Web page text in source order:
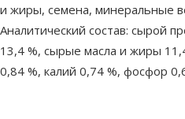
и жиры, семена, минеральные
Аналитический состав: сырой
13,4 %, сырые масла и жиры
0,84 %, калий 0,74 %, фосфор